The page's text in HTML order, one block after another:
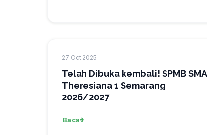
27 Oct 2025
Telah Dibuka kembali! SPMB SMA
Theresiana 1 Semarang
2026/2027
Baca